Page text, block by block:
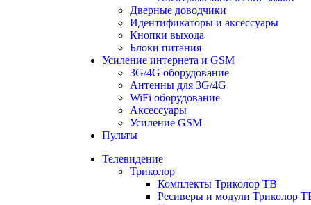
Дверные доводчики
Идентификаторы и аксессуары
Кнопки выхода
Блоки питания
Усиление интернета и GSM
3G/4G оборудование
Антенны для 3G/4G
WiFi оборудование
Аксессуары
Усиление GSM
Пульты
Телевидение
Триколор
Комплекты Триколор ТВ
Ресиверы и модули Триколор